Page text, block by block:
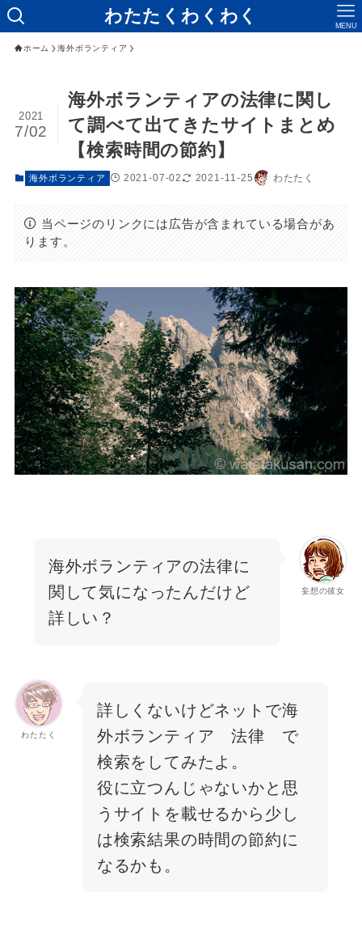
わたたくわくわく MENU
ホーム 海外ボランティア
海外ボランティアの法律に関し
て調べて出てきたサイトまとめ
【検索時間の節約】
2021
7/02
海外ボランティア 2021-07-02 2021-11-25 わたたく
当ページのリンクには広告が含まれている場合があ
ります。
妄想の彼女
海外ボランティアの法律に
関して気になったんだけど
詳しい？
わたたく
詳しくないけどネットで海
外ボランティア 法律 で
検索をしてみたよ。
役に立つんじゃないかと思
うサイトを載せるから少し
は検索結果の時間の節約に
なるかも。